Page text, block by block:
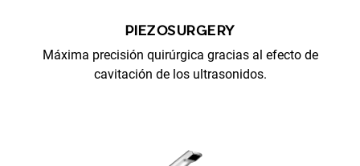
PIEZOSURGERY
Máxima precisión quirúrgica gracias al efecto de
cavitación de los ultrasonidos.